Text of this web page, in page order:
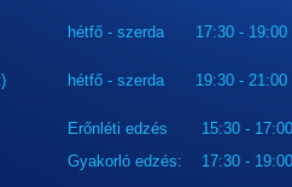
hétfő - szerda 17:30 - 19:00
hétfő - szerda 19:30 - 21:00
edzés 15:30 - 17:00
17:30 - 19:00